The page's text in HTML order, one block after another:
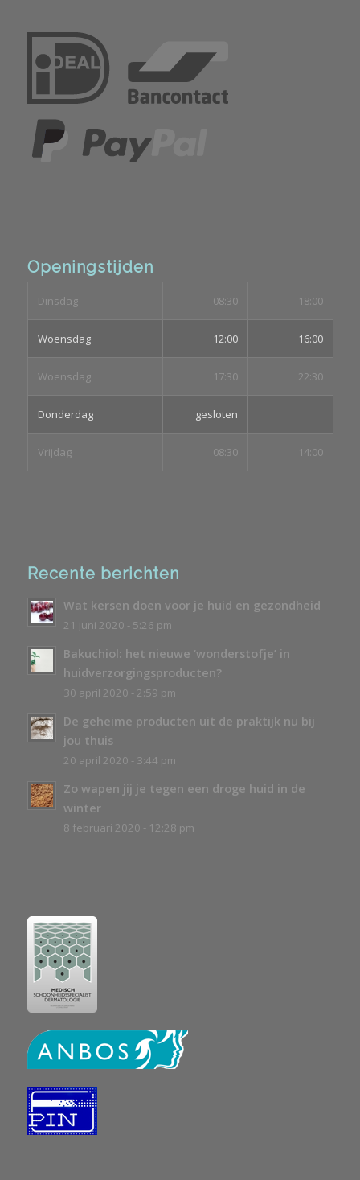
Openingstijden
Dinsdag 08:30 18:00
Woensdag 12:00 16:00
Woensdag 17:30 22:30
Donderdag gesloten
Vrijdag 08:30 14:00
Recente berichten
Wat kersen doen voor je huid en gezondheid
21 juni 2020 - 5:26 pm
Bakuchiol: het nieuwe ‘wonderstofje’ in
huidverzorgingsproducten?
30 april 2020 - 2:59 pm
De geheime producten uit de praktijk nu bij
jou thuis
20 april 2020 - 3:44 pm
Zo wapen jij je tegen een droge huid in de
winter
8 februari 2020 - 12:28 pm